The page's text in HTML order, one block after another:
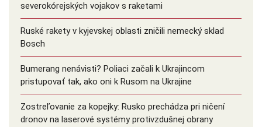
severokórejských vojakov s raketami
Ruské rakety v kyjevskej oblasti zničili nemecký sklad
Bosch
Bumerang nenávisti? Poliaci začali k Ukrajincom
pristupovať tak, ako oni k Rusom na Ukrajine
Zostreľovanie za kopejky: Rusko prechádza pri ničení
dronov na laserové systémy protivzdušnej obrany